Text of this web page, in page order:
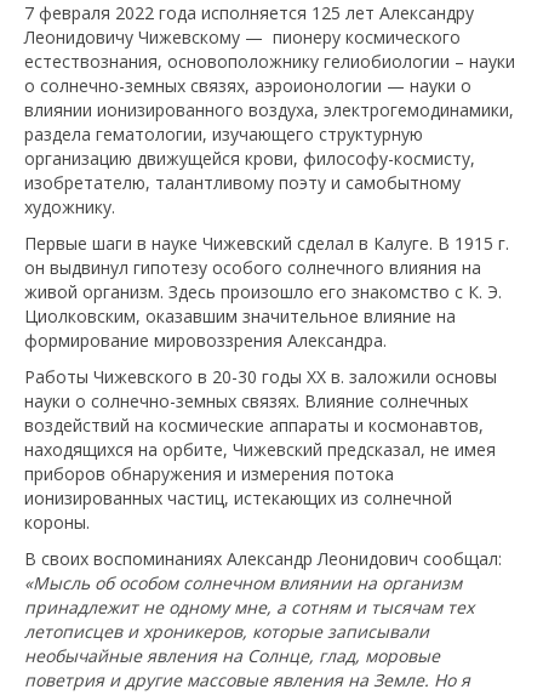
7 февраля 2022 года исполняется 125 лет Александру
Леонидовичу Чижевскому — пионеру космического
естествознания, основоположнику гелиобиологии – науки
о солнечно-земных связях, аэроионологии — науки о
влиянии ионизированного воздуха, электрогемодинамики,
раздела гематологии, изучающего структурную
организацию движущейся крови, философу-космисту,
изобретателю, талантливому поэту и самобытному
художнику.
Первые шаги в науке Чижевский сделал в Калуге. В 1915 г.
он выдвинул гипотезу особого солнечного влияния на
живой организм. Здесь произошло его знакомство с К. Э.
Циолковским, оказавшим значительное влияние на
формирование мировоззрения Александра.
Работы Чижевского в 20-30 годы XX в. заложили основы
науки о солнечно-земных связях. Влияние солнечных
воздействий на космические аппараты и космонавтов,
находящихся на орбите, Чижевский предсказал, не имея
приборов обнаружения и измерения потока
ионизированных частиц, истекающих из солнечной
короны.
В своих воспоминаниях Александр Леонидович сообщал:
«Мысль об особом солнечном влиянии на организм
принадлежит не одному мне, а сотням и тысячам тех
летописцев и хроникеров, которые записывали
необычайные явления на Солнце, глад, моровые
поветрия и другие массовые явления на Земле. Но я